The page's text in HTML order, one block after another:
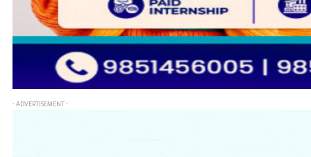
- ADVERTISEMENT -